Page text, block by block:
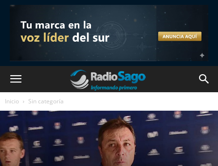
Inicio Sin categoría